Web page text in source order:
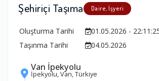
Şehiriçi Taşıma Daire, İşyeri
Oluşturma Tarihi
01.05.2026 -
Taşınma Tarihi
04.05.2026
Van İpekyolu
İpekyolu, Van, Türkiye